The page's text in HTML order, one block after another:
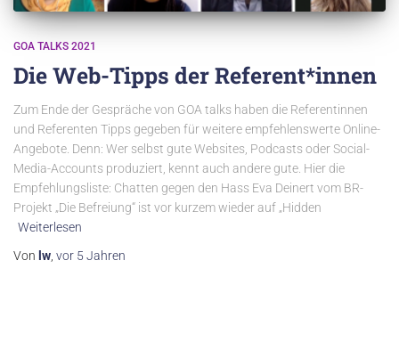
GOA TALKS 2021
Die Web-Tipps der Referent*innen
Zum Ende der Gespräche von GOA talks haben die Referentinnen
und Referenten Tipps gegeben für weitere empfehlenswerte Online-
Angebote. Denn: Wer selbst gute Websites, Podcasts oder Social-
Media-Accounts produziert, kennt auch andere gute. Hier die
Empfehlungsliste: Chatten gegen den Hass Eva Deinert vom BR-
Projekt „Die Befreiung“ ist vor kurzem wieder auf „Hidden
Weiterlesen
Von lw vor 5 Jahren